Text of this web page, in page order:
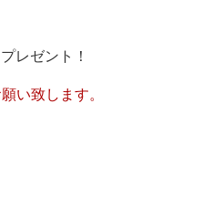
レゼント！
い致します。